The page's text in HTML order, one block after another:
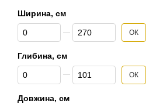
Ширина, см
Від Ширина, см
До Ширина, см ОК
Глибина, см
Від Глибина, см
До Глибина, см ОК
Довжина, см